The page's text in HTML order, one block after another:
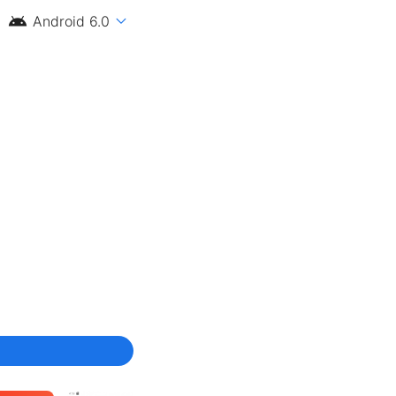
android Android 6.0 expand_more